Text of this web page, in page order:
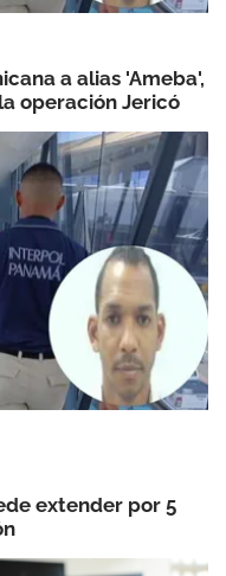
a alias 'Ameba',
operación Jericó
extender por 5